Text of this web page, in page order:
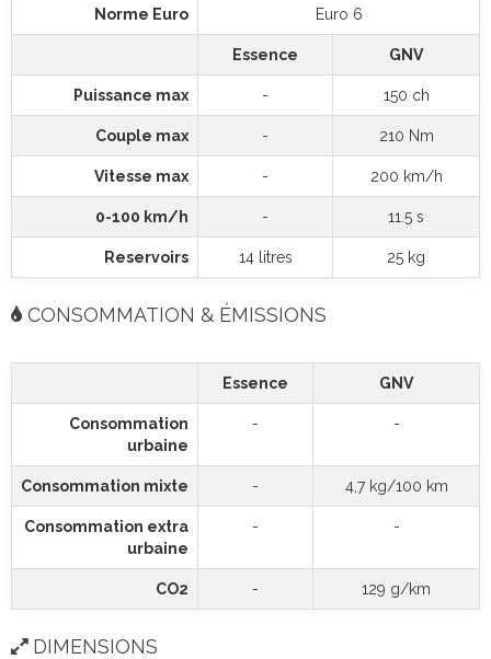
Norme Euro Euro 6
Essence GNV
Puissance max - 150 ch
Couple max - 210 Nm
Vitesse max - 200 km/h
0-100 km/h - 11.5 s
Reservoirs 14 litres 25 kg
CONSOMMATION & ÉMISSIONS
Essence GNV
Consommation
urbaine
- -
Consommation mixte - 4,7 kg/100 km
Consommation extra
urbaine
- -
CO2 - 129 g/km
DIMENSIONS